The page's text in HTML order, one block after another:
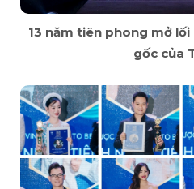
13 năm tiên phong mở
gốc của